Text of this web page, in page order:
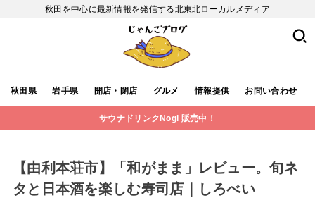
秋田を中心に最新情報を発信する北東北ローカルメディア
秋田県 岩手県 開店・閉店 グルメ 情報提供 お問い合わせ
サウナドリンクNogi 販売中！
【由利本荘市】「和がまま」レビュー。旬ネ
タと日本酒を楽しむ寿司店｜しろべい